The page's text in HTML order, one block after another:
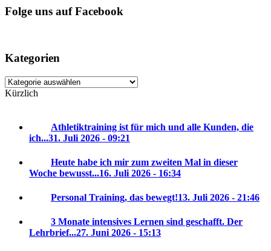
Folge uns auf Facebook
Kategorien
Kategorien
Kürzlich
Athletiktraining ist für mich und alle Kunden, die
ich...31. Juli 2026 - 09:21
Heute habe ich mir zum zweiten Mal in dieser
Woche bewusst...16. Juli 2026 - 16:34
Personal Training, das bewegt!13. Juli 2026 - 21:46
3 Monate intensives Lernen sind geschafft. Der
Lehrbrief...27. Juni 2026 - 15:13